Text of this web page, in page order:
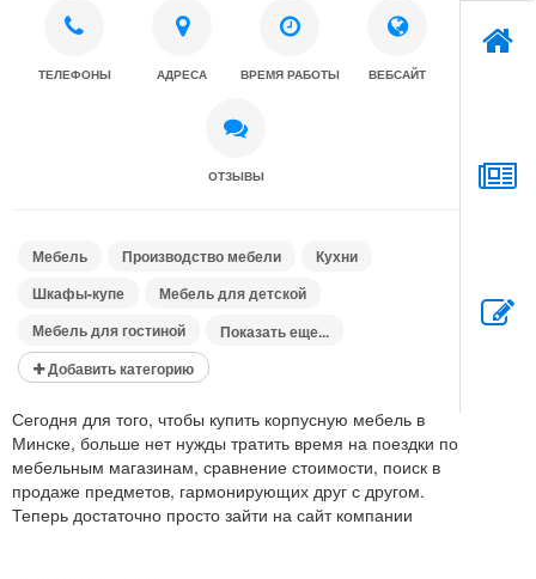
ТЕЛЕФОНЫ АДРЕСА ВРЕМЯ РАБОТЫ ВЕБСАЙТ
ОТЗЫВЫ
Мебель Производство мебели
Кухни
Шкафы-купе
Мебель для детской
Мебель для гостиной
Показать еще...
Добавить категорию
Сегодня для того, чтобы купить корпусную мебель в
Минске, больше нет нужды тратить время на поездки по
мебельным магазинам, сравнение стоимости, поиск в
продаже предметов, гармонирующих друг с другом.
Теперь достаточно просто зайти на сайт компании